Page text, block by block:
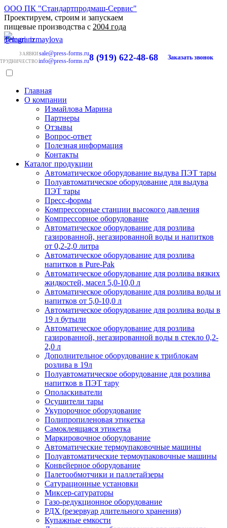
ООО ПК "Стандартпродмаш-Сервис"
Проектируем, строим и запускаем
пищевые производства с 2004 года
ЗАЯВКИ sale@press-forms.ru
info@press-forms.ru8 (919) 622-48-68 Заказать звонок
Главная
О компании
Измайлова Марина
Партнеры
Отзывы
Вопрос-ответ
Полезная информация
Контакты
Каталог продукции
Автоматическое оборудование выдува ПЭТ тары
Полуавтоматическое оборудование для выдува
ПЭТ тары
Пресс-формы
Компрессорные станции высокого давления
Компрессорное оборудование
Автоматическое оборудование для розлива
газированной, негазированной воды и напитков
от 0,2-2,0 литра
Автоматическое оборудование для розлива
напитков в Pure-Pak
Автоматическое оборудование для розлива вязких
жидкостей, масел 5,0-10,0 л
Автоматическое оборудование для розлива воды и
напитков от 5,0-10,0 л
Автоматическое оборудование для розлива воды в
19 л бутыли
Автоматическое оборудование для розлива
газированной, негазированной воды в стекло 0,2-
2,0 л
Дополнительное оборудование к триблокам
розлива в 19л
Полуавтоматическое оборудование для розлива
напитков в ПЭТ тару
Ополаскиватели
Осушители тары
Укупорочное оборудование
Полипропиленовая этикетка
Самоклеящаяся этикетка
Маркировочное оборудование
Автоматические термоупаковочные машины
Полуавтоматические термоупаковочные машины
Конвейерное оборудование
Палетообмотчики и паллетайзеры
Сатурационные установки
Миксер-сатураторы
Газо-редукционное оборудование
РДХ (резервуар длительного хранения)
Купажные емкости